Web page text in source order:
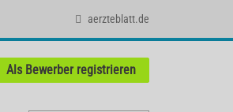
aerzteblatt.de
Als Bewerber registrieren